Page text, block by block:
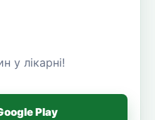
у лікарні!
Play